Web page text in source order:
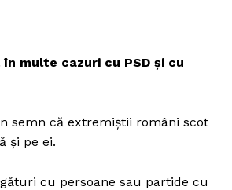
multe cazuri cu PSD și cu
semn că extremiștii români scot
și pe ei.
cu persoane sau partide cu